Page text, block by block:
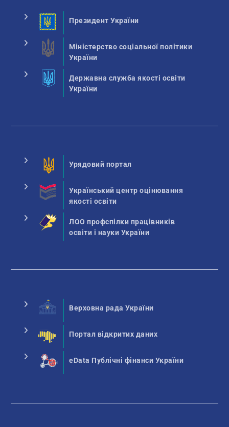
Президент України
Міністерство соціальної політики
України
Державна служба якості освіти
України
Урядовий портал
Український центр оцінювання
якості освіти
ЛОО профспілки працівників
освіти і науки України
Верховна рада України
Портал відкритих даних
eData Публічні фінанси України